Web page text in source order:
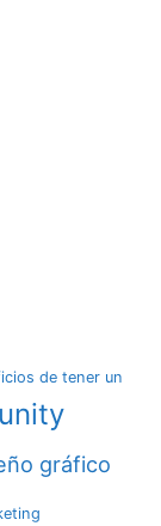
de tener un
gráfico